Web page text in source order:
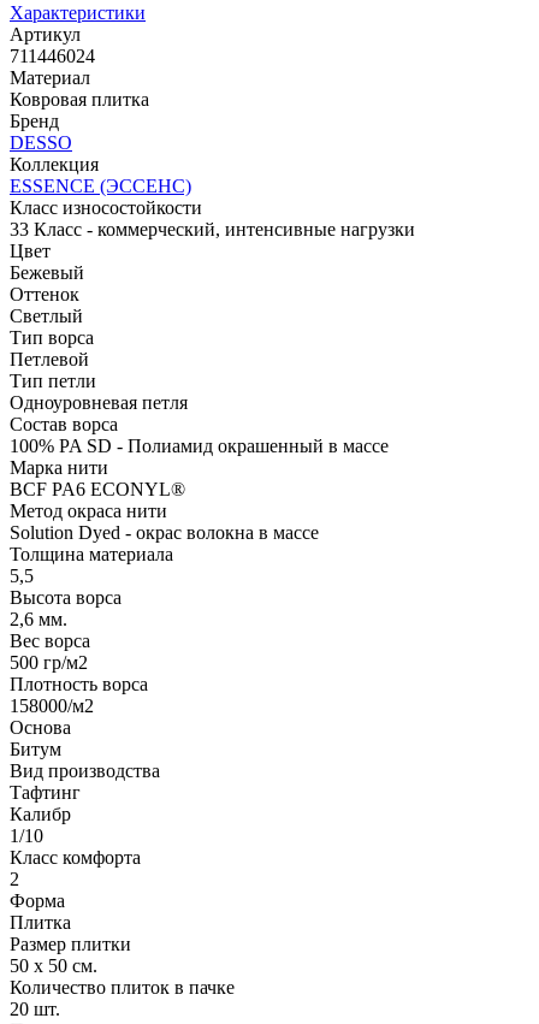
Характеристики
Артикул
711446024
Материал
Ковровая плитка
Бренд
DESSO
Коллекция
ESSENCE (ЭССЕНС)
Класс износостойкости
33 Класс - коммерческий, интенсивные нагрузки
Цвет
Бежевый
Оттенок
Светлый
Тип ворса
Петлевой
Тип петли
Одноуровневая петля
Состав ворса
100% PA SD - Полиамид окрашенный в массе
Марка нити
BCF PA6 ECONYL®
Метод окраса нити
Solution Dyed - окрас волокна в массе
Толщина материала
5,5
Высота ворса
2,6 мм.
Вес ворса
500 гр/м2
Плотность ворса
158000/м2
Основа
Битум
Вид производства
Тафтинг
Калибр
1/10
Класс комфорта
2
Форма
Плитка
Размер плитки
50 х 50 см.
Количество плиток в пачке
20 шт.